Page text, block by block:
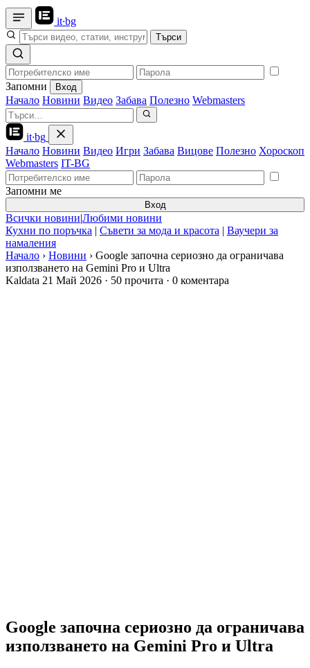
it·bg
Търси
Запомни Вход
Начало Новини Видео Забава Полезно Webmasters
it·bg
Начало Новини Видео Игри Забава Вицове Полезно Хороскоп
Webmasters IT-BG
Запомни ме
Вход
Всички новини|Любими новини
Кухни по поръчка | Съвети за мода и красота | Ваучери за
намаления
Начало › Новини › Google започна сериозно да ограничава
използването на Gemini Pro и Ultra
Kaldata 21 Май 2026 · 50 прочита · 0 коментара
Google започна сериозно да ограничава
използването на Gemini Pro и Ultra